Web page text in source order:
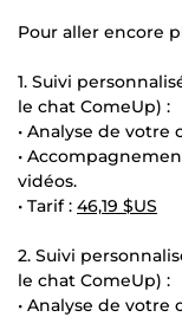
Pour aller encore
1. Suivi
le chat ComeUp) :
• Analyse de votre
•
vidéos.
• Tarif : 46,19 $US
2. Suivi
le chat ComeUp) :
• Analyse de votre